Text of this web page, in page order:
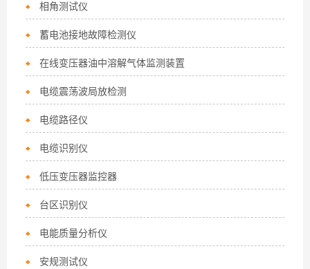
相角测试仪
蓄电池接地故障检测仪
在线变压器油中溶解气体监测装置
电缆震荡波局放检测
电缆路径仪
电缆识别仪
低压变压器监控器
台区识别仪
电能质量分析仪
安规测试仪